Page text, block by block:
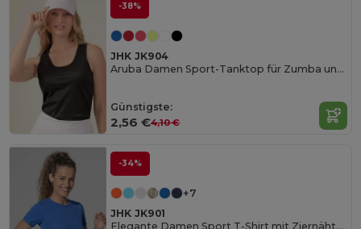
-38%
JHK JK904
Aruba Damen Sport-Tanktop für Zumba und Outdoor
Günstigste:
2,56 €4,10 €
-34%
+7
JHK JK901
Elegante Damen Sport T-Shirt mit Ziernähten